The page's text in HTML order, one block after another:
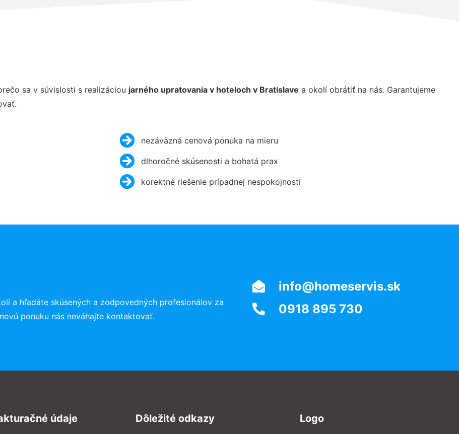
sa v súvislosti s realizáciou jarného upratovania v hoteloch v Bratislave a okolí obrátiť na nás. Garantujeme
nezáväzná cenová ponuka na mieru
dlhoročné skúsenosti a bohatá prax
korektné riešenie prípadnej nespokojnosti
a hľadáte skúsených a zodpovedných profesionálov za
ponuku nás neváhajte kontaktovať.
info@homeservis.sk
0918 895 730
údaje Dôležité odkazy Logo